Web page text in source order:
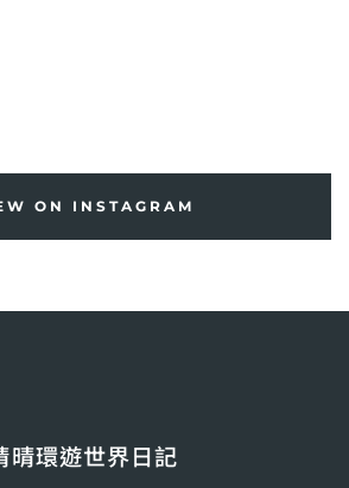
ON INSTAGRAM
晴環遊世界日記